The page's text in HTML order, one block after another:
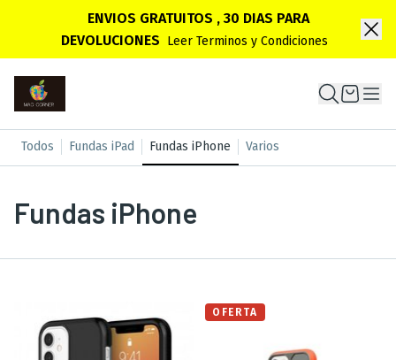
ENVIOS GRATUITOS , 30 DIAS PARA
DEVOLUCIONES Leer Terminos y Condiciones
Todos Fundas iPad Fundas iPhone Varios
Fundas iPhone
OFERTA